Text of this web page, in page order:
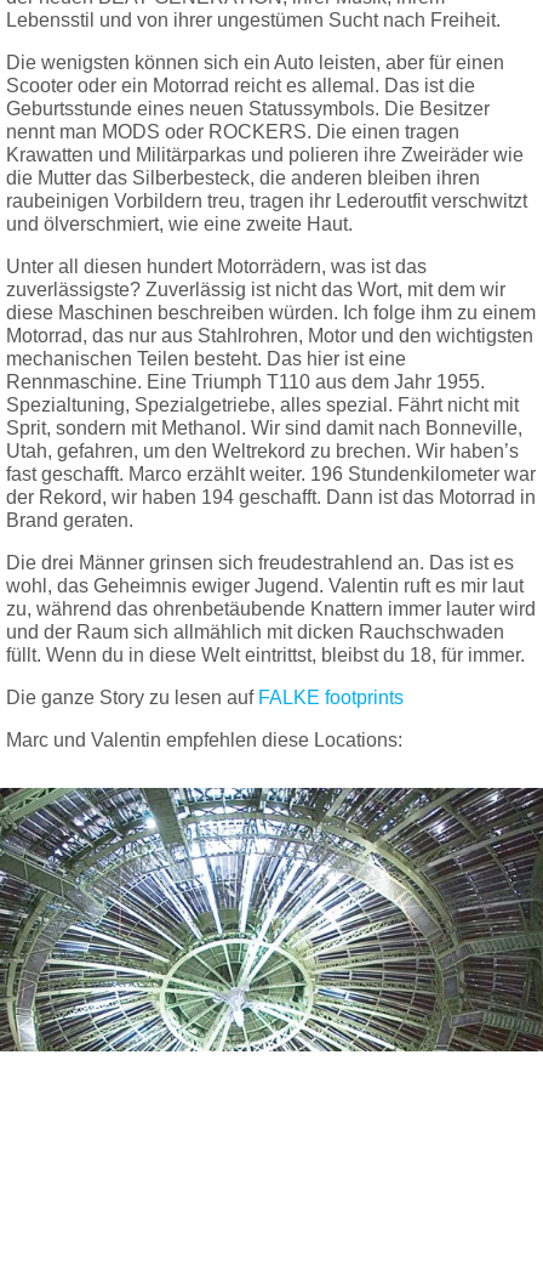
Lebensstil und von ihrer ungestümen Sucht nach Freiheit.
Die wenigsten können sich ein Auto leisten, aber für einen
Scooter oder ein Motorrad reicht es allemal. Das ist die
Geburtsstunde eines neuen Statussymbols. Die Besitzer
nennt man MODS oder ROCKERS. Die einen tragen
Krawatten und Militärparkas und polieren ihre Zweiräder wie
die Mutter das Silberbesteck, die anderen bleiben ihren
raubeinigen Vorbildern treu, tragen ihr Lederoutfit verschwitzt
und ölverschmiert, wie eine zweite Haut.
Unter all diesen hundert Motorrädern, was ist das
zuverlässigste? Zuverlässig ist nicht das Wort, mit dem wir
diese Maschinen beschreiben würden. Ich folge ihm zu einem
Motorrad, das nur aus Stahlrohren, Motor und den wichtigsten
mechanischen Teilen besteht. Das hier ist eine
Rennmaschine. Eine Triumph T110 aus dem Jahr 1955.
Spezialtuning, Spezialgetriebe, alles spezial. Fährt nicht mit
Sprit, sondern mit Methanol. Wir sind damit nach Bonneville,
Utah, gefahren, um den Weltrekord zu brechen. Wir haben’s
fast geschafft. Marco erzählt weiter. 196 Stundenkilometer war
der Rekord, wir haben 194 geschafft. Dann ist das Motorrad in
Brand geraten.
Die drei Männer grinsen sich freudestrahlend an. Das ist es
wohl, das Geheimnis ewiger Jugend. Valentin ruft es mir laut
zu, während das ohrenbetäubende Knattern immer lauter wird
und der Raum sich allmählich mit dicken Rauchschwaden
füllt. Wenn du in diese Welt eintrittst, bleibst du 18, für immer.
Die ganze Story zu lesen auf FALKE footprints
Marc und Valentin empfehlen diese Locations: